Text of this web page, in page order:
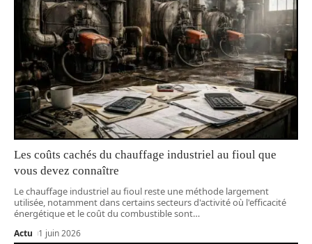
Les coûts cachés du chauffage industriel au fioul que
vous devez connaître
Le chauffage industriel au fioul reste une méthode largement
utilisée, notamment dans certains secteurs d'activité où l'efficacité
énergétique et le coût du combustible sont…
Actu 1 juin 2026